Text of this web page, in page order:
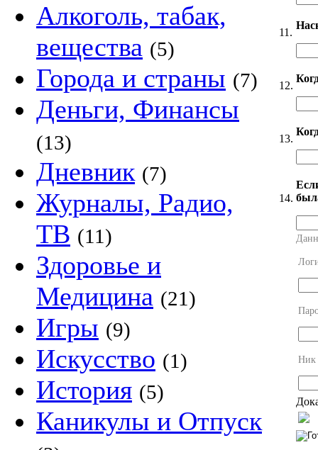
Алкоголь, табак,
вещества (5)
Города и страны (7)
Деньги, Финансы
(13)
Дневник (7)
Журналы, Радио,
ТВ (11)
Здоровье и
Медицина (21)
Игры (9)
Искусство (1)
История (5)
Каникулы и Отпуск
11.
12.
13.
14.
Ник